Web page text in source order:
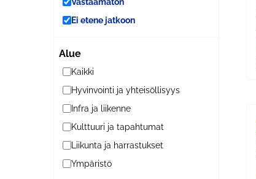
Vastaamaton
Ei etene jatkoon
Alue
Kaikki
Hyvinvointi ja yhteisöllisyys
Infra ja liikenne
Kulttuuri ja tapahtumat
Liikunta ja harrastukset
Ympäristö